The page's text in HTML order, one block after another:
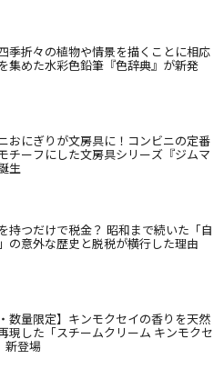
季折々の植物や情景を描くことに相応
集めた水彩色鉛筆『色辞典』が新発
おにぎりが文房具に！コンビニの定番
チーフにした文房具シリーズ『ジムマ
生
持つだけで税金？ 昭和まで続いた「自
の意外な歴史と脱税が横行した理由
・数量限定】キンモクセイの香りを天然
現した「スチームクリーム キンモクセ
新登場